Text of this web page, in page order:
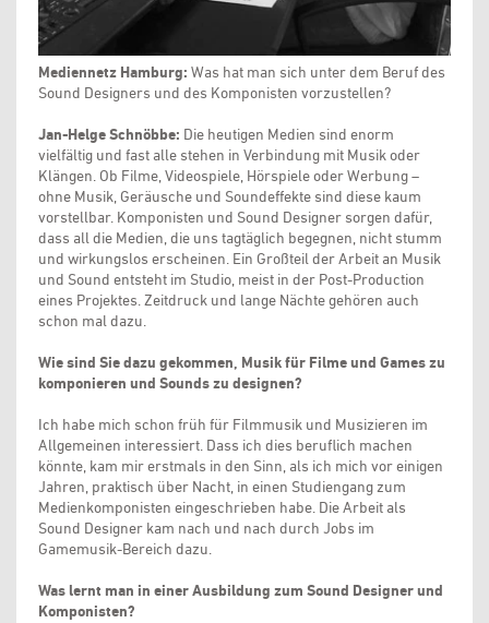
Mediennetz Hamburg: Was hat man sich unter dem Beruf des
Sound Designers und des Komponisten vorzustellen?
Jan-Helge Schnöbbe: Die heutigen Medien sind enorm
vielfältig und fast alle stehen in Verbindung mit Musik oder
Klängen. Ob Filme, Videospiele, Hörspiele oder Werbung –
ohne Musik, Geräusche und Soundeffekte sind diese kaum
vorstellbar. Komponisten und Sound Designer sorgen dafür,
dass all die Medien, die uns tagtäglich begegnen, nicht stumm
und wirkungslos erscheinen. Ein Großteil der Arbeit an Musik
und Sound entsteht im Studio, meist in der Post-Production
eines Projektes. Zeitdruck und lange Nächte gehören auch
schon mal dazu.
Wie sind Sie dazu gekommen, Musik für Filme und Games zu
komponieren und Sounds zu designen?
Ich habe mich schon früh für Filmmusik und Musizieren im
Allgemeinen interessiert. Dass ich dies beruflich machen
könnte, kam mir erstmals in den Sinn, als ich mich vor einigen
Jahren, praktisch über Nacht, in einen Studiengang zum
Medienkomponisten eingeschrieben habe. Die Arbeit als
Sound Designer kam nach und nach durch Jobs im
Gamemusik-Bereich dazu.
Was lernt man in einer Ausbildung zum Sound Designer und
Komponisten?